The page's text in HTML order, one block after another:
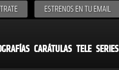
ESTRENOS EN TU EMAIL
CARÁTULAS TELE SERIES